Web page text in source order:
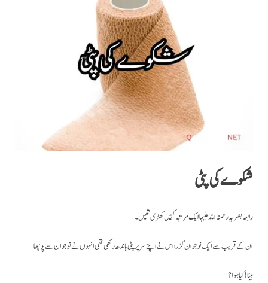
شکوے کی پٹی
رابعہ بصر یہ رحمتہ اللہ علیہا ایک مرتبہ کہیں کھڑی تھیں۔
ان کے قریب سے ایک نوجوان گزرا اس نے اپنے سر پر پٹی باندھ رکھی تھی انہوں نے نوجوان سے پوچھا
بیٹا ! کیا ہوا؟